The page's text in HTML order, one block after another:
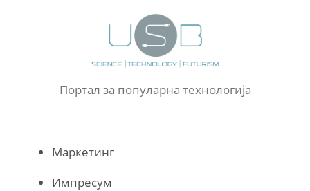
Портал за популарна технологија
Маркетинг
Импресум